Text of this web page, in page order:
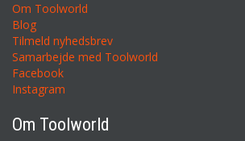
Om Toolworld
Blog
Tilmeld nyhedsbrev
Samarbejde med Toolworld
Facebook
Instagram
Om Toolworld